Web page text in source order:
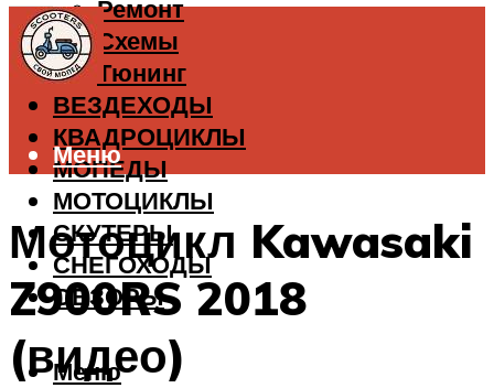
Ремонт
Схемы
Тюнинг
ВЕЗДЕХОДЫ
КВАДРОЦИКЛЫ
МОПЕДЫ
МОТОЦИКЛЫ
СКУТЕРЫ
СНЕГОХОДЫ
ОБЗОРЫ
Меню
Меню
Мотоцикл Kawasaki
Z900RS 2018
(видео)